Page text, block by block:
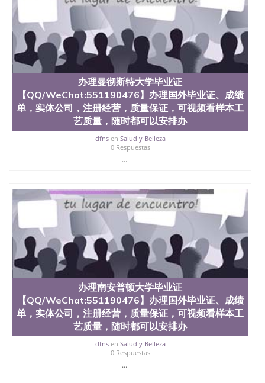
办理曼彻斯特大学毕业证
【QQ/WeChat:551190476】办理国外毕业证、成绩
单，实体公司，注册经营，质量保证，可视频看样本工
艺质量，随时都可以安排办
dfnsen Salud y Belleza
0 Respuestas
...
办理南安普顿大学毕业证
【QQ/WeChat:551190476】办理国外毕业证、成绩
单，实体公司，注册经营，质量保证，可视频看样本工
艺质量，随时都可以安排办
dfnsen Salud y Belleza
0 Respuestas
...